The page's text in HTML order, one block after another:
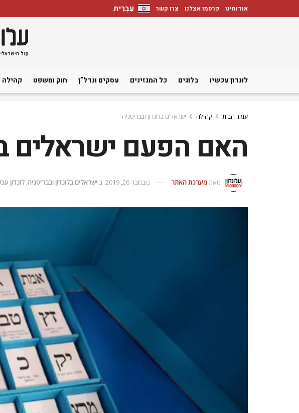
אודותינו פרסמו אצלנו צרו קשר עִבְרִית ▼
לונדון עכשיו בלוגים כל המגזינים עסקים ונדל”ן חוק ומשפט קהילה
עמוד הבית קהילה ישראלים בלונדון ובבריטניה
האם הפעם ישראלים
מאתמערכת האתר נובמבר 26, 2019 ב ישראלים בלונדון ובבריטניה, לונדון